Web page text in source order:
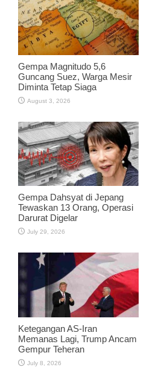
Gempa Magnitudo 5,6
Guncang Suez, Warga Mesir
Diminta Tetap Siaga
August 3, 2026
Gempa Dahsyat di Jepang
Tewaskan 13 Orang, Operasi
Darurat Digelar
July 29, 2026
Ketegangan AS-Iran
Memanas Lagi, Trump Ancam
Gempur Teheran
July 8, 2026